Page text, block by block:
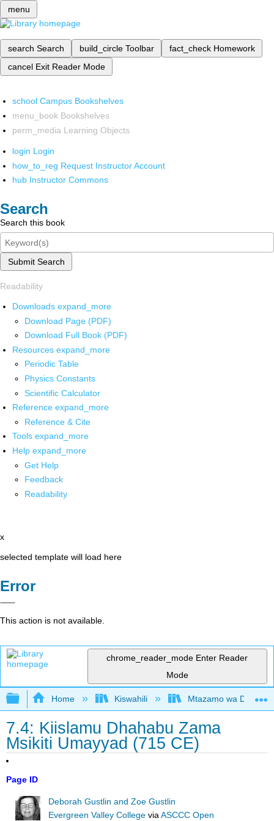
menu
search Search build_circle Toolbar fact_check Homework
cancel Exit Reader Mode
school Campus Bookshelves
menu_book Bookshelves
perm_media Learning Objects
login Login
how_to_reg Request Instructor Account
hub Instructor Commons
Search
Search this book
Submit Search
Readability
Downloads expand_more
Download Page (PDF)
Download Full Book (PDF)
Resources expand_more
Periodic Table
Physics Constants
Scientific Calculator
Reference expand_more
Reference & Cite
Tools expand_more
Help expand_more
Get Help
Feedback
Readability
x
selected template will load here
Error
This action is not available.
chrome_reader_mode Enter Reader
Mode
Expand/collapse global hierarchy
Home Kiswahili Mtazamo wa Dunia
7.4: Kiislamu Dhahabu Zama
Msikiti Umayyad (715 CE)
Page ID
Deborah Gustlin and Zoe Gustlin
Evergreen Valley College viaASCCC Open